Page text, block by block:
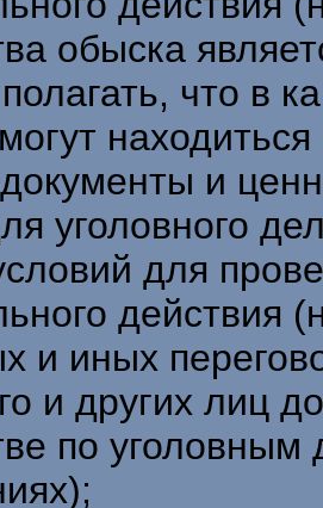
обыска
что в
и
уголовного
для
действия
и иных
и других лиц
по